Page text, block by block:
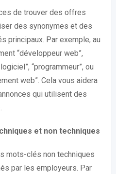
de trouver des offres
des synonymes et des
principaux. Par exemple, au
“développeur web”,
“programmeur”, ou
web”. Cela vous aidera
qui utilisent des
et non techniques
mots-clés non techniques
par les employeurs. Par